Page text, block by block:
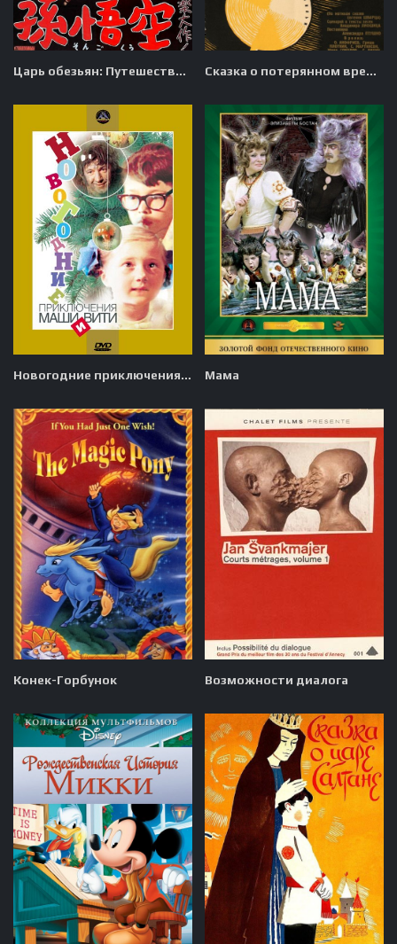
Царь обезьян: Путешествие на Запад Сказка о потерянном времени
Новогодние приключения Маши и Вити Мама
Конек-Горбунок Возможности диалога